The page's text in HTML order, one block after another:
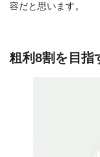
容だと思います。
粗利8割を目指